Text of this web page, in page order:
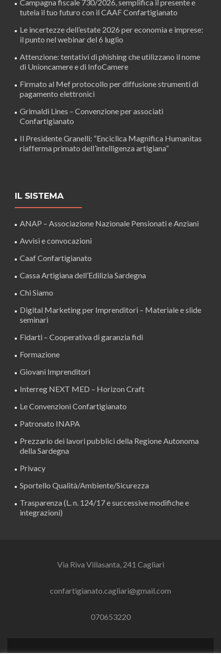
Campagna fiscale 730/2026, semplifica il presente e
tutela il tuo futuro con il CAAF Confartigianato
Le incertezze dell’estate 2026 per economia e imprese:
il punto nel webinar del 6 luglio
Attenzione: tentativi di phishing che utilizzano il nome
di Unioncamere e di InfoCamere
Firmato al Mef protocollo per diffusione strumenti di
pagamento elettronici
Grimaldi Lines – Convenzione per associati
Confartigianato
Il Presidente Granelli: “Enciclica Magnifica Humanitas
riafferma primato dell’intelligenza artigiana”
IL SISTEMA
ANAP – Associazione Nazionale Pensionati e Anziani
Avvisi e convocazioni
Caaf Confartigianato
Cassa Artigiana dell’Edilizia Sardegna
Chi Siamo
Digital Marketing per Imprenditori – Materiale e slide
seminari
Fidarti – Cooperativa di garanzia fidi
Formazione
Giovani Imprenditori
Interreg NEXT MED – Horizon Craft
Le Convenzioni Confartigianato
Patronato INAPA
Prezzario dei lavori pubblici della Regione Autonoma
della Sardegna
Privacy
Sportello Qualità/Ambiente/Sicurezza
Trasparenza (L. n. 124/17 e successive modifiche e
integrazioni)
Via Riva Villasanta, 241 Cagliari
confartigianato.cagliari@gmail.com
070653220